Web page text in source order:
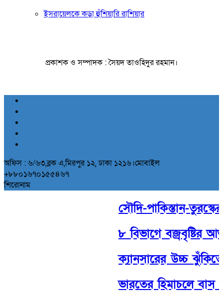
ইসরায়েলকে কড়া হুঁশিয়ারি রাশিয়ার
প্রকাশক ও সম্পাদক : সৈয়দ তাওহিদুর রহমান।
অফিস : ৬/৬৩,ব্লক এ,মিরপুর ১২, ঢাকা ১২১৬।মোবাইল
+৮৮০১৬৭০১৫৫৪৬৭
শিরোনাম
সৌদি-পাকিস্তান-
৮ বিভাগে বজ্রবৃষ্টির
ক্যানসারের উচ্চ ঝুঁকিতে
ভারতের হিমাচলে